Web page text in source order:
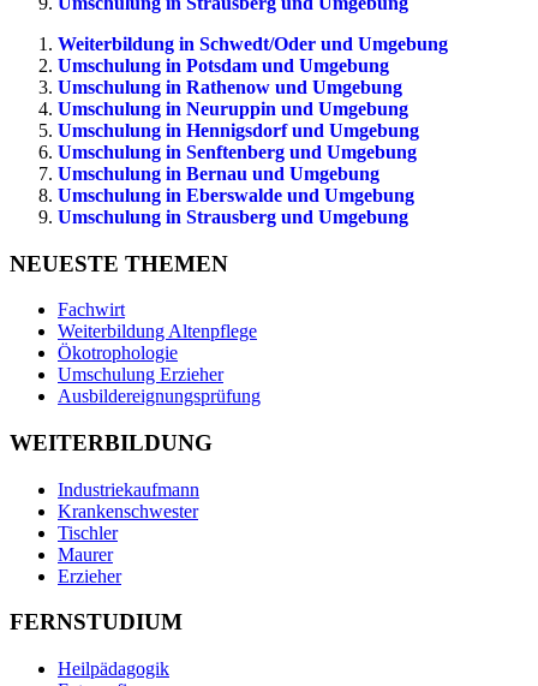
Weiterbildung in Schwedt/Oder und Umgebung
Umschulung in Potsdam und Umgebung
Umschulung in Rathenow und Umgebung
Umschulung in Neuruppin und Umgebung
Umschulung in Hennigsdorf und Umgebung
Umschulung in Senftenberg und Umgebung
Umschulung in Bernau und Umgebung
Umschulung in Eberswalde und Umgebung
Umschulung in Strausberg und Umgebung
NEUESTE THEMEN
Fachwirt
Weiterbildung Altenpflege
Ökotrophologie
Umschulung Erzieher
Ausbildereignungsprüfung
WEITERBILDUNG
Industriekaufmann
Krankenschwester
Tischler
Maurer
Erzieher
FERNSTUDIUM
Heilpädagogik